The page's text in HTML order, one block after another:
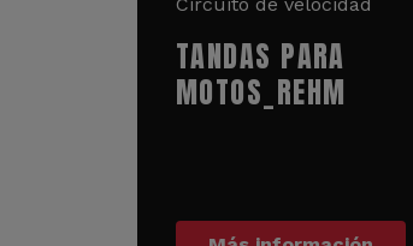
Circuito de velocidad
TANDAS PARA
MOTOS_REHM